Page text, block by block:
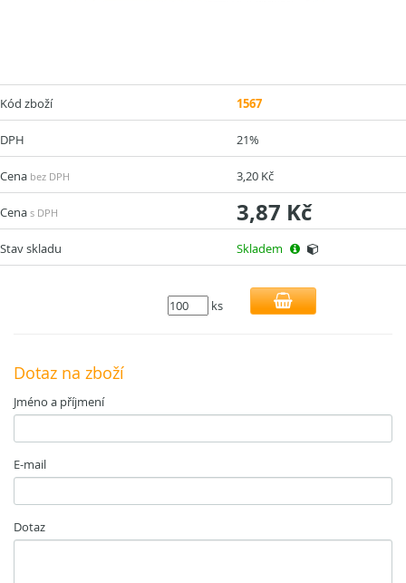
Kód zboží 1567
DPH 21%
Cena bez DPH 3,20 Kč
Cena s DPH 3,87 Kč
Stav skladu Skladem
ks
Dotaz na zboží
Jméno a příjmení
E-mail
Dotaz